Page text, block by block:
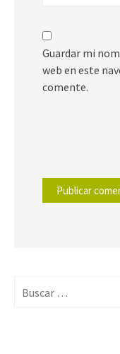
Guardar mi
web en este
comente.
por: